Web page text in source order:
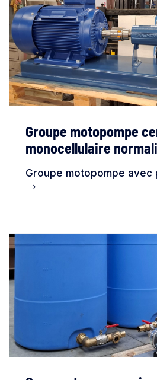
Groupe motopompe
monocellulaire